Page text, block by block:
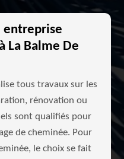
entreprise
La Balme De
tous travaux sur les
rénovation ou
sont qualifiés pour
de cheminée. Pour
le choix se fait